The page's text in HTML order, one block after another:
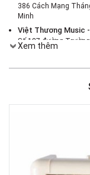
386 Cách Mạng
Minh
Việt Thương Music
Số 187 đường Trường
Hà Nội
Việt Thương Music
Số 46 Phố Hào
Việt Thương
369 Điện Biên Phủ,
Xem thêm